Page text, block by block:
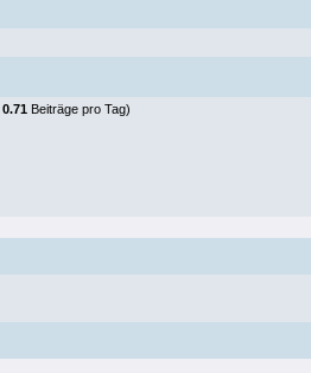
0.71 Beiträge pro Tag)